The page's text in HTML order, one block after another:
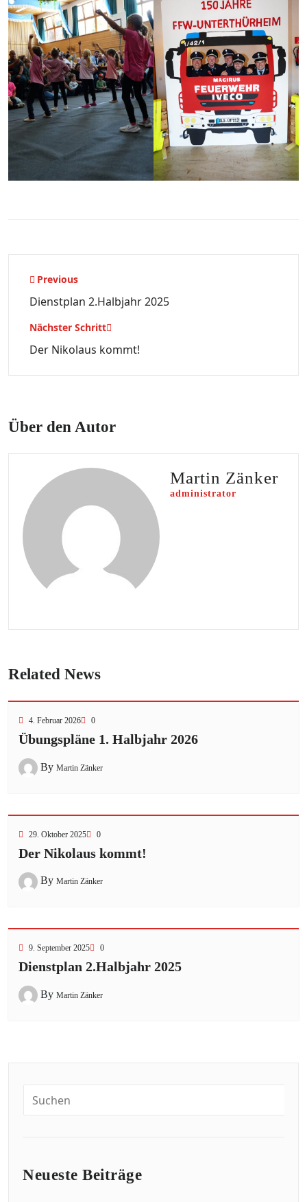
Beitragsnavigation
Previous
Dienstplan 2.Halbjahr 2025
Nächster Schritt
Der Nikolaus kommt!
Über den Autor
Martin Zänker
administrator
Related News
4. Februar 2026 0
Übungspläne 1. Halbjahr 2026
By Martin Zänker
29. Oktober 2025 0
Der Nikolaus kommt!
By Martin Zänker
9. September 2025 0
Dienstplan 2.Halbjahr 2025
By Martin Zänker
Neueste Beiträge